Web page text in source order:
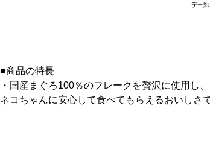
■商品の特長
・国産まぐろ100％のフレークを贅沢に使用し
ネコちゃんに安心して食べてもらえるおいしさで